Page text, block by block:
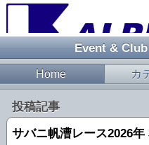
Event &
Home カ
投稿記事
サバニ帆漕レース2026年